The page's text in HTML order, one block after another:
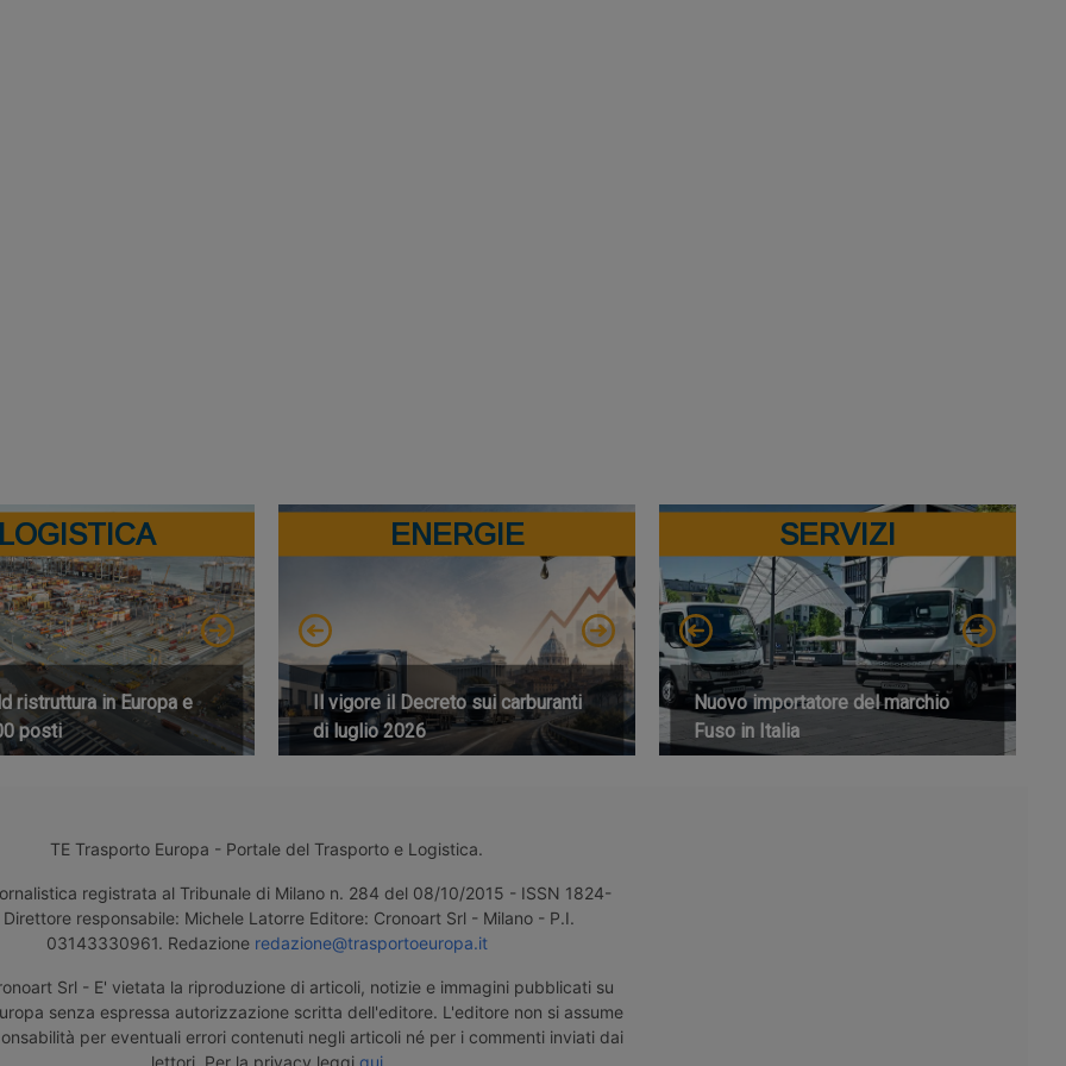
ristruttura in Europa e
posti
ENERGIE
Il vigore il Decreto sui carburanti
di luglio 2026
SERVIZI
Nuovo importatore del marchio
Fuso in Italia
TE Trasporto Europa - Portale del Trasporto e Logistica.
registrata al Tribunale di Milano n. 284 del 08/10/2015 - ISSN 1824-
responsabile: Michele Latorre Editore: Cronoart Srl - Milano - P.I.
03143330961. Redazione redazione@trasportoeuropa.it
Srl - E' vietata la riproduzione di articoli, notizie e immagini pubblicati su
senza espressa autorizzazione scritta dell'editore. L'editore non si assume
per eventuali errori contenuti negli articoli né per i commenti inviati dai
lettori. Per la privacy leggi qui